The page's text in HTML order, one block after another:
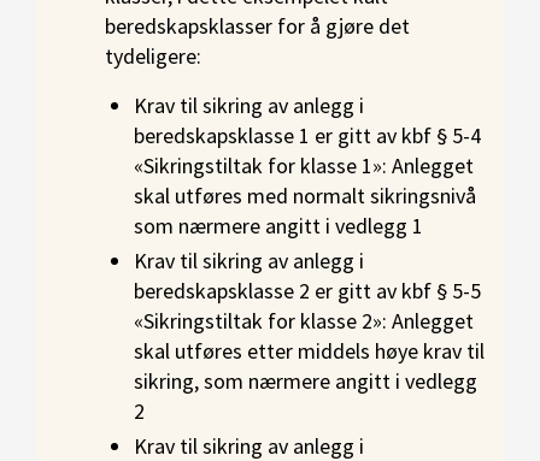
beredskapsklasser for å gjøre det
tydeligere:
Krav til sikring av anlegg i
beredskapsklasse 1 er gitt av kbf § 5-4
«Sikringstiltak for klasse 1»: Anlegget
skal utføres med normalt sikringsnivå
som nærmere angitt i vedlegg 1
Krav til sikring av anlegg i
beredskapsklasse 2 er gitt av kbf § 5-5
«Sikringstiltak for klasse 2»: Anlegget
skal utføres etter middels høye krav til
sikring, som nærmere angitt i vedlegg
2
Krav til sikring av anlegg i